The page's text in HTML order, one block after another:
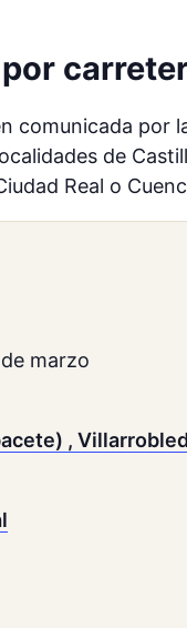
comunicada por
de
Real o
marzo
,